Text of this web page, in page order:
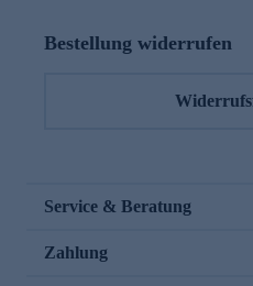
Bestellung widerrufen
Service & Beratung
Zahlung